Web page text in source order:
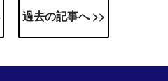
過去の記事へ >>